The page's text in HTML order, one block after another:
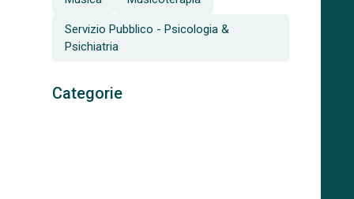
Servizio Pubblico - Psicologia &
Psichiatria
Categorie